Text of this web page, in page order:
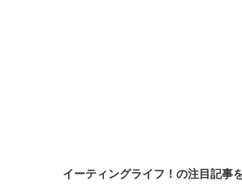
イーティングライフ！の注目記事